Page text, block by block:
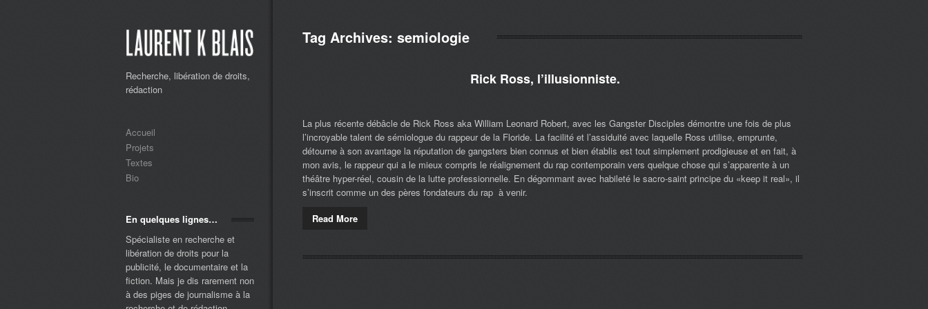
Recherche, libération de droits,
rédaction
Accueil
Projets
Textes
Bio
En quelques lignes…
Spécialiste en recherche et
libération de droits pour la
publicité, le documentaire et la
fiction. Mais je dis rarement non
à des piges de journalisme à la
Tag Archives: semiologie
Rick Ross, l’illusionniste.
La plus récente débâcle de Rick Ross aka William Leonard Robert, avec les Gangster Disciples démontre une fois de plus
l’incroyable talent de sémiologue du rappeur de la Floride. La facilité et l’assiduité avec laquelle Ross utilise, emprunte,
détourne à son avantage la réputation de gangsters bien connus et bien établis est tout simplement prodigieuse et en fait, à
mon avis, le rappeur qui a le mieux compris le réalignement du rap contemporain vers quelque chose qui s’apparente à un
théâtre hyper-réel, cousin de la lutte professionnelle. En dégommant avec habileté le sacro-saint principe du «keep it real», il
s’inscrit comme un des pères fondateurs du rap à venir.
Read More